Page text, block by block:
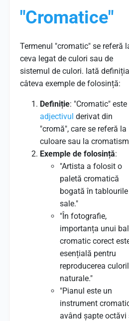
"Cromatice"
Termenul "cromatic" se referă
ceva legat de culori sau de
sistemul de culori. Iată
câteva exemple de folosință:
Definiție: "Cromatic" este
adjectivul derivat din
"cromă", care se referă la
culoare sau la
Exemple de folosință:
"Artista a folosit o
paletă cromatică
bogată în tablourile
sale."
"În fotografie,
importanța unui
cromatic corect
esențială pentru
reproducerea
naturale."
"Pianul este un
instrument
având șapte octăvi